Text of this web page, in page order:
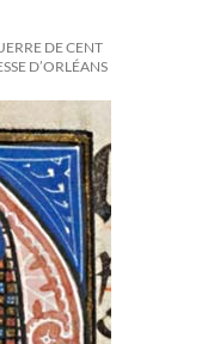
DE CENT
D’ORLÉANS